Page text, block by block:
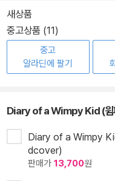
새상품
중고상품 (11)
중고
알라딘에 팔기
Diary of a Wimpy Kid (윔
Diary of a Wimpy
dcover)
판매가 13,700원